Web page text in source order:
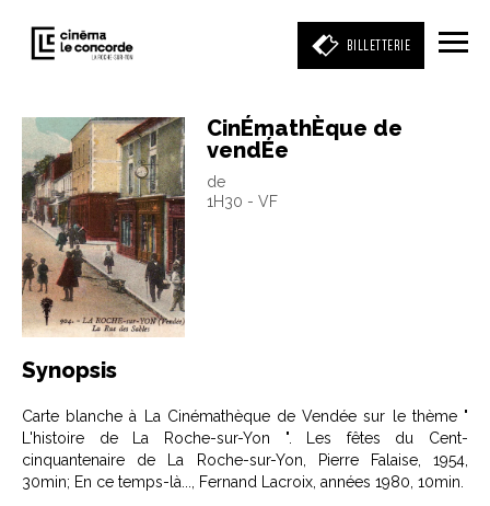
BILLETTERIE
Entrez votre mot clé
(film, réalisateur, acteur, événement)
CinÉmathÈque de
vendÉe
de
1H30 - VF
Synopsis
Carte blanche à La Cinémathèque de Vendée sur le thème "
L'histoire de La Roche-sur-Yon ". Les fêtes du Cent-
cinquantenaire de La Roche-sur-Yon, Pierre Falaise, 1954,
30min; En ce temps-là..., Fernand Lacroix, années 1980, 10min.